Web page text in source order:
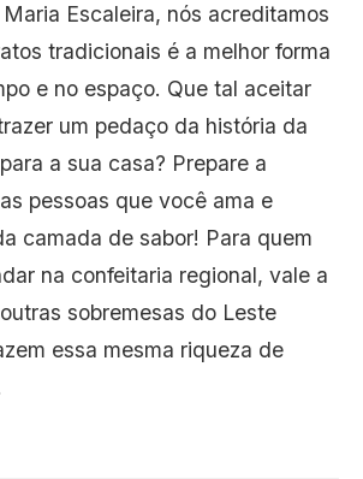
Escaleira, nós acreditamos
tradicionais é a melhor forma
e no espaço. Que tal aceitar
um pedaço da história da
a sua casa? Prepare a
pessoas que você ama e
camada de sabor! Para quem
na confeitaria regional, vale a
sobremesas do Leste
essa mesma riqueza de